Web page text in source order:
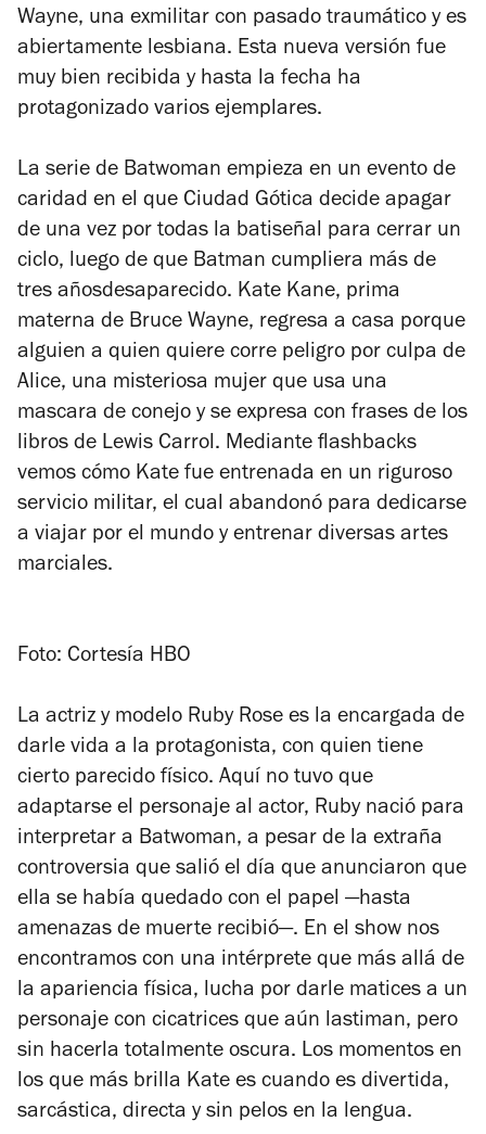
Wayne, una exmilitar con pasado traumático y es
abiertamente lesbiana. Esta nueva versión fue
muy bien recibida y hasta la fecha ha
protagonizado varios ejemplares.
La serie de Batwoman empieza en un evento de
caridad en el que Ciudad Gótica decide apagar
de una vez por todas la batiseñal para cerrar un
ciclo, luego de que Batman cumpliera más de
tres añosdesaparecido. Kate Kane, prima
materna de Bruce Wayne, regresa a casa porque
alguien a quien quiere corre peligro por culpa de
Alice, una misteriosa mujer que usa una
mascara de conejo y se expresa con frases de los
libros de Lewis Carrol. Mediante flashbacks
vemos cómo Kate fue entrenada en un riguroso
servicio militar, el cual abandonó para dedicarse
a viajar por el mundo y entrenar diversas artes
marciales.
Foto: Cortesía HBO
La actriz y modelo Ruby Rose es la encargada de
darle vida a la protagonista, con quien tiene
cierto parecido físico. Aquí no tuvo que
adaptarse el personaje al actor, Ruby nació para
interpretar a Batwoman, a pesar de la extraña
controversia que salió el día que anunciaron que
ella se había quedado con el papel —hasta
amenazas de muerte recibió—. En el show nos
encontramos con una intérprete que más allá de
la apariencia física, lucha por darle matices a un
personaje con cicatrices que aún lastiman, pero
sin hacerla totalmente oscura. Los momentos en
los que más brilla Kate es cuando es divertida,
sarcástica, directa y sin pelos en la lengua.